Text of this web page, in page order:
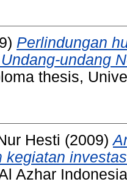
Perlindungan
undang
thesis,
Hesti (2009)
kegiatan
Azhar